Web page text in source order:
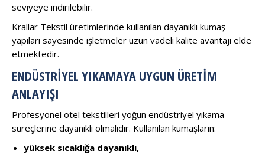
seviyeye indirilebilir.
Krallar Tekstil üretimlerinde kullanılan dayanıklı kumaş
yapıları sayesinde işletmeler uzun vadeli kalite avantajı elde
etmektedir.
ENDÜSTRIYEL YIKAMAYA UYGUN ÜRETIM
ANLAYIŞI
Profesyonel otel tekstilleri yoğun endüstriyel yıkama
süreçlerine dayanıklı olmalıdır. Kullanılan kumaşların:
yüksek sıcaklığa dayanıklı,